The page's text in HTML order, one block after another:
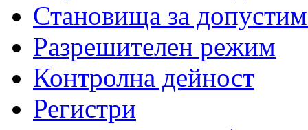
Становища за
Разрешителен режим
Контролна дейност
Регистри